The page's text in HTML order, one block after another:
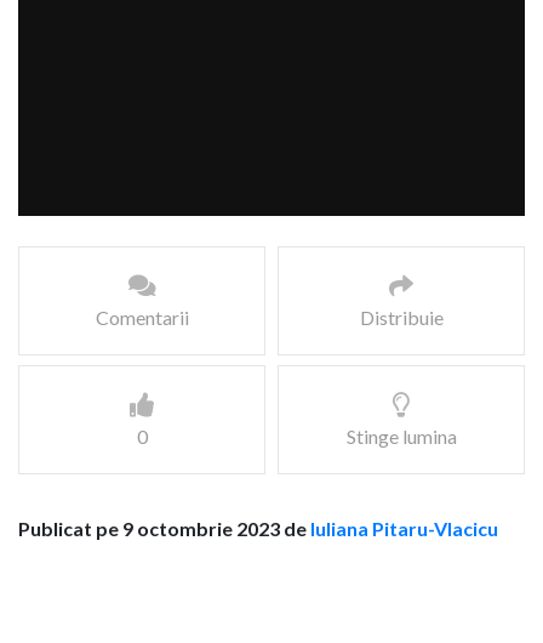
Comentarii Distribuie
0 Stinge lumina
Publicat pe 9 octombrie 2023 de Iuliana Pitaru-Vlacicu